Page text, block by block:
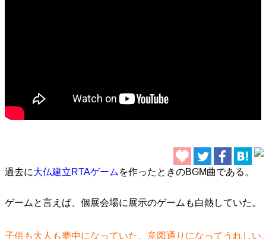
過去に大仏建立RTAゲーム を作ったときのBGM曲である。
ゲームと言えば、個展会場に展示のゲームも白熱していた。
子供も大人も夢中になっていた。意図通りになってうれしい